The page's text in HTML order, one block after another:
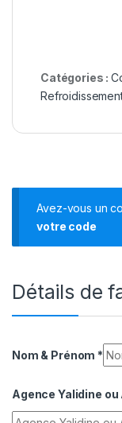
Catégories :
Avez-vous un
votre code
Détails de
Nom & Prénom *
Agence Yalidine